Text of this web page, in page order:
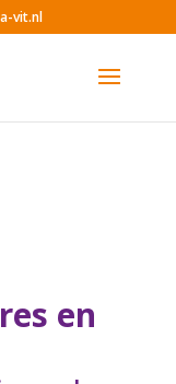
vit.nl
en